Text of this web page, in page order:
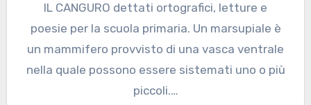
IL CANGURO dettati ortografici, letture e
poesie per la scuola primaria. Un marsupiale è
un mammifero provvisto di una vasca ventrale
nella quale possono essere sistemati uno o più
piccoli.…